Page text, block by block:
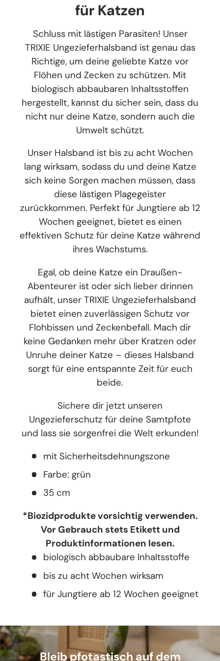
für Katzen
Schluss mit lästigen Parasiten! Unser
TRIXIE Ungezieferhalsband ist genau das
Richtige, um deine geliebte Katze vor
Flöhen und Zecken zu schützen. Mit
biologisch abbaubaren Inhaltsstoffen
hergestellt, kannst du sicher sein, dass du
nicht nur deine Katze, sondern auch die
Umwelt schützt.
Unser Halsband ist bis zu acht Wochen
lang wirksam, sodass du und deine Katze
sich keine Sorgen machen müssen, dass
diese lästigen Plagegeister
zurückkommen. Perfekt für Jungtiere ab 12
Wochen geeignet, bietet es einen
effektiven Schutz für deine Katze während
ihres Wachstums.
Egal, ob deine Katze ein Draußen-
Abenteurer ist oder sich lieber drinnen
aufhält, unser TRIXIE Ungezieferhalsband
bietet einen zuverlässigen Schutz vor
Flohbissen und Zeckenbefall. Mach dir
keine Gedanken mehr über Kratzen oder
Unruhe deiner Katze – dieses Halsband
sorgt für eine entspannte Zeit für euch
beide.
Sichere dir jetzt unseren
Ungezieferschutz für deine Samtpfote
und lass sie sorgenfrei die Welt erkunden!
mit Sicherheitsdehnungszone
Farbe: grün
35 cm
*Biozidprodukte vorsichtig verwenden.
Vor Gebrauch stets Etikett und
Produktinformationen lesen.
biologisch abbaubare Inhaltsstoffe
bis zu acht Wochen wirksam
für Jungtiere ab 12 Wochen geeignet
Bleib pfotastisch auf dem